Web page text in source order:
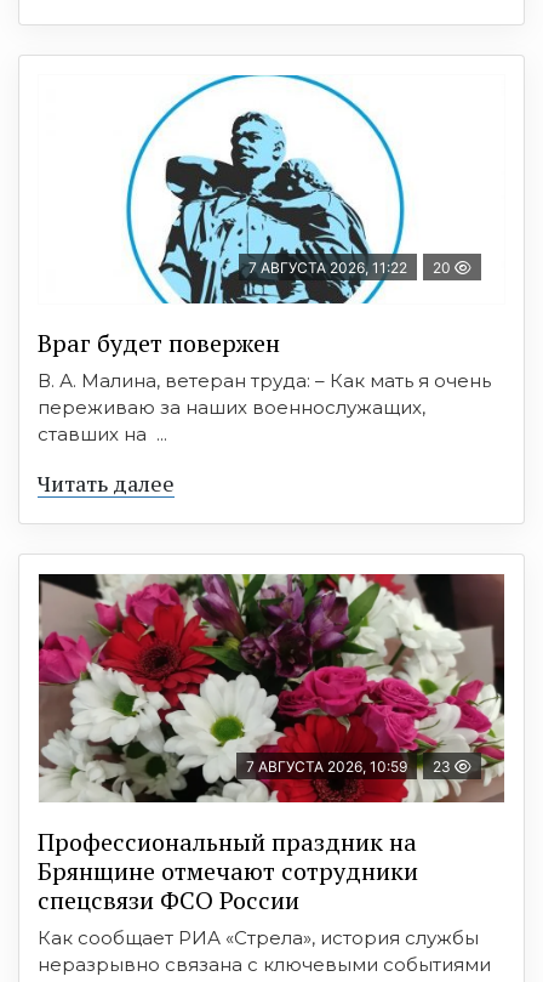
7 АВГУСТА 2026, 11:22 20
Враг будет повержен
В. А. Малина, ветеран труда: – Как мать я очень
переживаю за наших военнослужащих,
ставших на ...
Читать далее
7 АВГУСТА 2026, 10:59 23
Профессиональный праздник на
Брянщине отмечают сотрудники
спецсвязи ФСО России
Как сообщает РИА «Стрела», история службы
неразрывно связана с ключевыми событиями